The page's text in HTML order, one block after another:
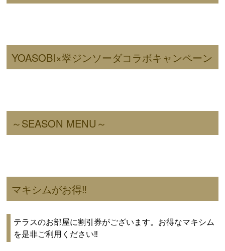
YOASOBI×翠ジンソーダコラボキャンペーン
～SEASON MENU～
マキシムがお得‼
テラスのお部屋に割引券がございます。お得なマキシム
を是非ご利用ください‼